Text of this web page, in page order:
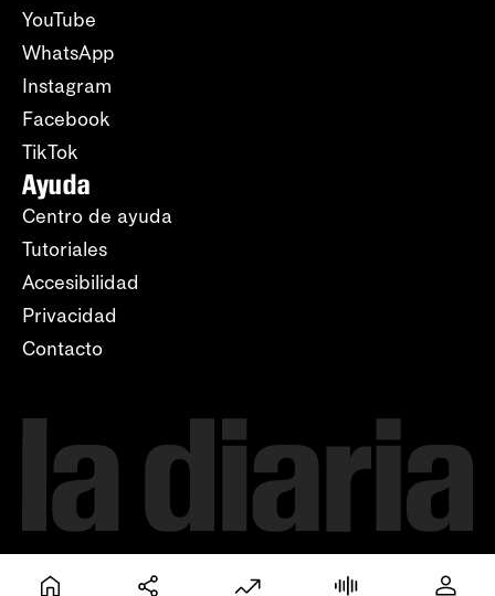
YouTube
WhatsApp
Instagram
Facebook
TikTok
Ayuda
Centro de ayuda
Tutoriales
Accesibilidad
Privacidad
Contacto